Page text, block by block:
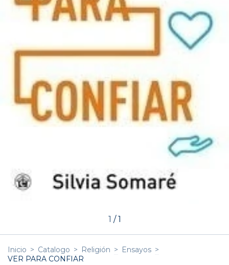
1 /1
Inicio > Catalogo > Religión > Ensayos >
VER PARA CONFIAR